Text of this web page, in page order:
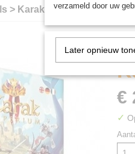
> Karak II: Impérium -
€
✓
verzameld door uw
Later opnieuw